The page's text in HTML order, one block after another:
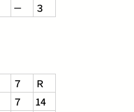
－ ３
７
Ｒ
７
14